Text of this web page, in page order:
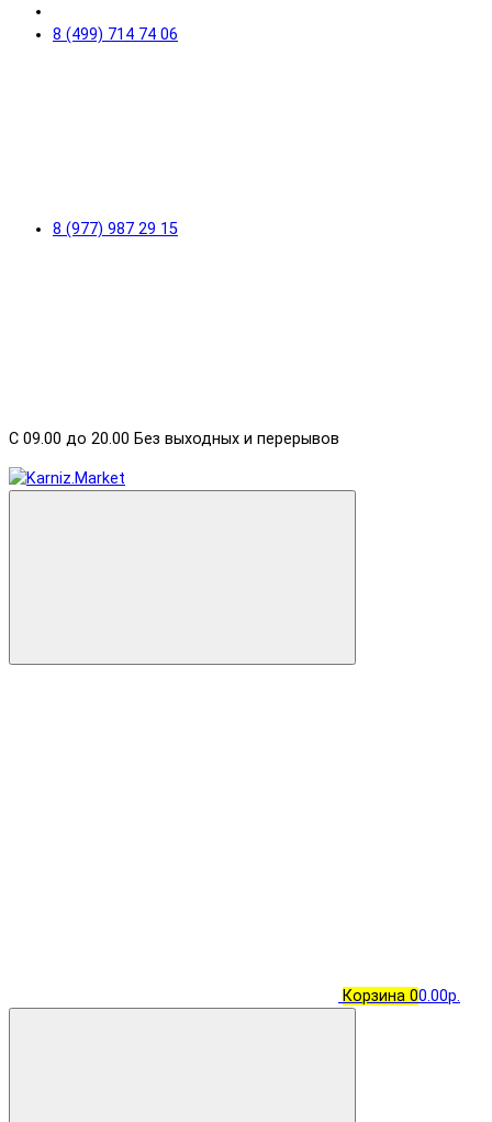
8 (499) 714 74 06
8 (977) 987 29 15
С 09.00 до 20.00 Без выходных и перерывов
Корзина 00.00р.